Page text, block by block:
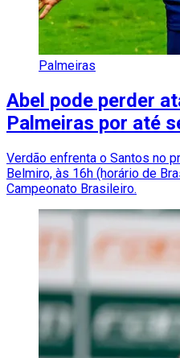
Palmeiras
Abel pode perder
Palmeiras por até
Verdão enfrenta o Santos no
Belmiro, às 16h (horário de
Campeonato Brasileiro.